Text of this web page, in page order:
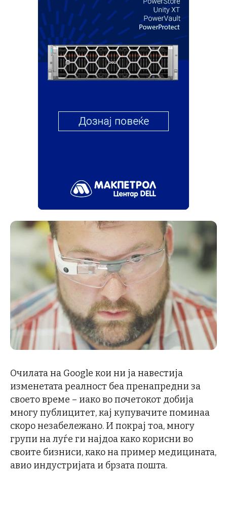
Очилата на Google кои ни ја навестија
изменетата реалност беа пренапредни за
своето време – иако во почетокот добија
многу публицитет, кај купувачите поминаа
скоро незабележано. И покрај тоа, многу
групи на луѓе ги најдоа како корисни во
своите бизниси, како на пример медицината,
авио индустријата и брзата пошта.